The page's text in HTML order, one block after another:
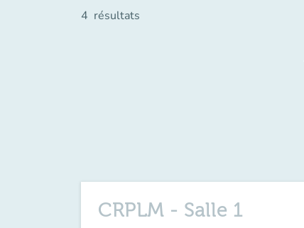
4 résultats
CRPLM - Salle 1